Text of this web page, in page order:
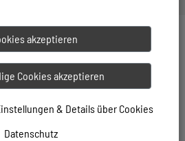
akzeptieren
Cookies akzeptieren
& Details über Cookies
Datenschutz